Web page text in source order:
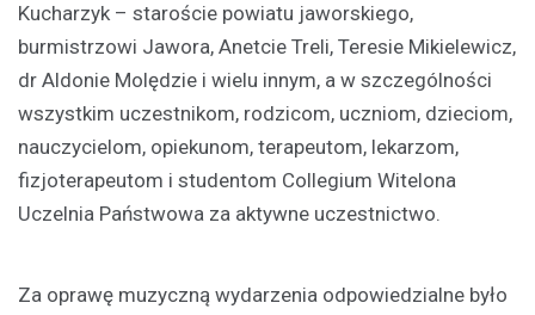
Kucharzyk – staroście powiatu jaworskiego,
burmistrzowi Jawora, Anetcie Treli, Teresie Mikielewicz,
dr Aldonie Molędzie i wielu innym, a w szczególności
wszystkim uczestnikom, rodzicom, uczniom, dzieciom,
nauczycielom, opiekunom, terapeutom, lekarzom,
fizjoterapeutom i studentom Collegium Witelona
Uczelnia Państwowa za aktywne uczestnictwo.
Za oprawę muzyczną wydarzenia odpowiedzialne było